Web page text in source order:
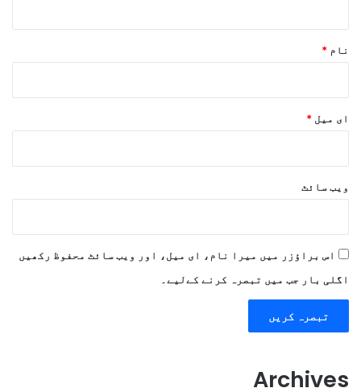
نام *
ای میل *
ویب‌ سائٹ
اس براؤزر میں میرا نام، ای میل، اور ویب سائٹ محفوظ رکھیں
اگلی بار جب میں تبصرہ کرنے کےلیے۔
Archives